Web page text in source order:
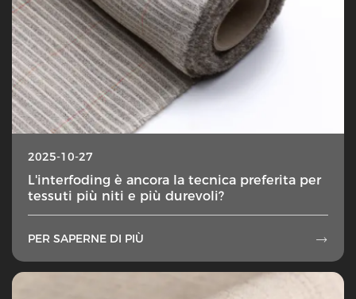
2025-10-27
L'interfoding è ancora la tecnica preferita per
tessuti più niti e più durevoli?
PER SAPERNE DI PIÙ 